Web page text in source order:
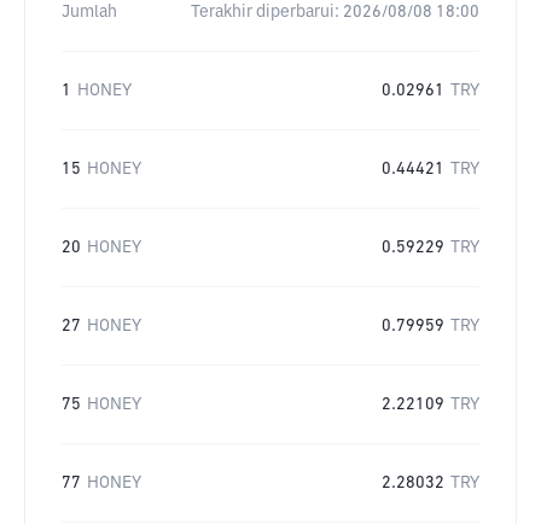
Jumlah Terakhir diperbarui: 2026/08/08 18:00
1 HONEY 0.02961 TRY
15 HONEY 0.44421 TRY
20 HONEY 0.59229 TRY
27 HONEY 0.79959 TRY
75 HONEY 2.22109 TRY
77 HONEY 2.28032 TRY